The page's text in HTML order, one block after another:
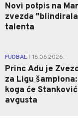
Novi potpis na
zvezda
talenta
FUDBAL 16.06.2026.
Princ Adu je
za Ligu
koga će
avgusta